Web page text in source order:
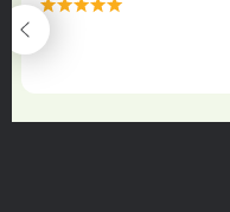
maximální spokojenost
22.06.2025